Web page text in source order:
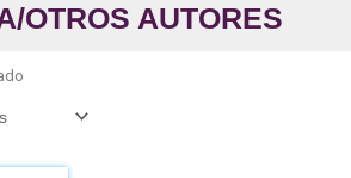
OTROS AUTORES